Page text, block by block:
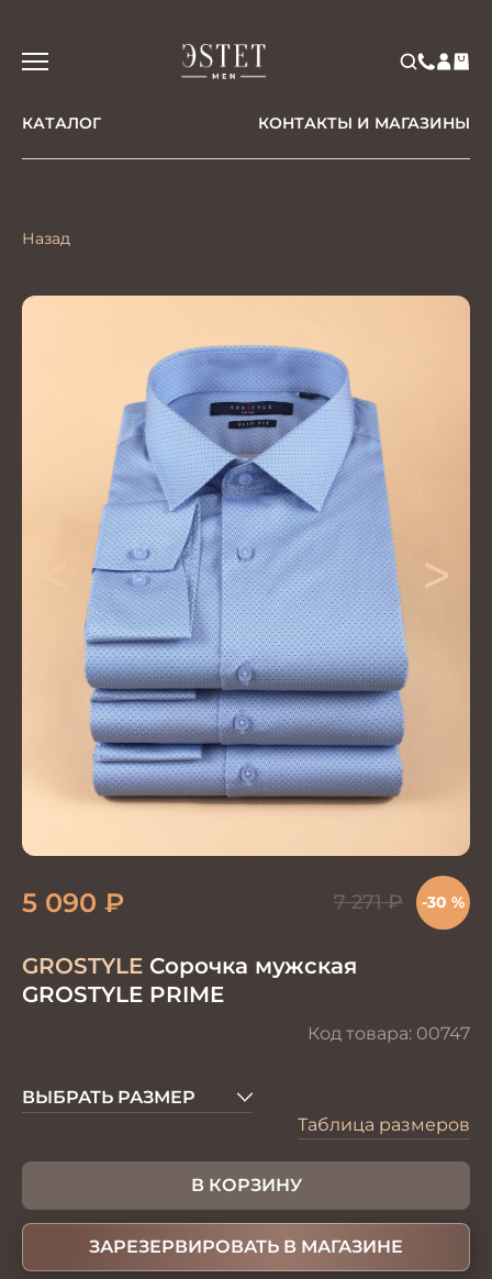
КАТАЛОГ КОНТАКТЫ И МАГАЗИНЫ
Назад
>
GROSTYLE Сорочка мужская
GROSTYLE PRIME
Код товара: 00747
5 090 ₽ 7 271₽ -30 %
ВЫБРАТЬ РАЗМЕР
Таблица размеров
В КОРЗИНУ
ЗАРЕЗЕРВИРОВАТЬ В МАГАЗИНЕ